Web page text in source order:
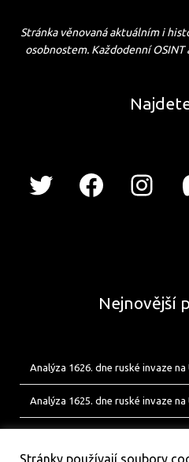
Stránka věnovaná aktuálním i
osobnostem. Každodenní
Nejnovější
Analýza 1626. dne ruské invaze na
Analýza 1625. dne ruské invaze na
Stránky používají soubory